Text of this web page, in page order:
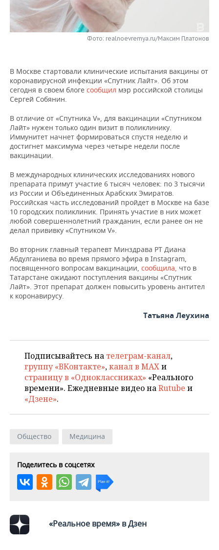
НЕФТЕХИМИЯ
НЕФТЬ
ЭНЕРГЕТИКА
РОЗНИЧНАЯ ТОРГОВЛЯ
НОВОСТИ ТЕХНОЛОГИЙ
ТЕЛЕКОММУНИКАЦИИ
МЕРОПРИЯТИЯ
НОВОСТИ МЕРОПРИЯТИЙ
БИЗНЕС-БРАНЧИ
ОТКРЫТАЯ ЛЕКЦИЯ
ФУТБОЛ
БАСКЕТБОЛ
ВОЛЕЙБОЛ
КИБЕРСПОРТ
ФИГУРНОЕ КАТАНИЕ
ВОДНЫЕ ВИДЫ СПОРТА
НОВОСТИ ОБЩЕСТВА
ИНФРАСТРУКТУРА
ИСТОРИЯ
КУЛЬТУРА
МЕДИЦИНА
ОБРАЗОВАНИЕ
ФОТОГАЛЕРЕЯ
СПРАВОЧНИК
СПИСОК ПЕРСОН
СПИСОК КОМПАНИЙ
ПОЛНАЯ ВЕРСИЯ
Фото: realnoevremya.ru/Максим Платонов
В Москве стартовали клинические испытания вакцины от
коронавирусной инфекции «Спутник Лайт». Об этом
сегодня в своем блоге сообщил мэр российской столицы
Сергей Собянин.
В отличие от «Спутника V», для вакцинации «Спутником
Лайт» нужен только один визит в поликлинику.
Иммунитет начнет формироваться спустя неделю и
достигнет максимума через четыре недели после
вакцинации.
В международных клинических исследованиях нового
препарата примут участие 6 тысяч человек: по 3 тысячи
из России и Объединенных Арабских Эмиратов.
Российская часть исследований пройдет в Москве на базе
10 городских поликлиник. Принять участие в них может
любой совершеннолетний гражданин, если ранее он не
делал прививку «Спутником V».
Во вторник главный терапевт Минздрава РТ Диана
Абдулганиева во время прямого эфира в Instagram,
посвященного вопросам вакцинации, сообщила, что в
Татарстане ожидают поступления вакцины «Спутник
Лайт». Этот препарат должен повысить уровень антител
к коронавирусу.
Татьяна Леухина
Подписывайтесь на телеграм-канал,
группу «ВКонтакте»,канал в MAXи
страницу в «Одноклассниках» «Реального
времени». Ежедневные видео наRutube и
«Дзене».
Общество Медицина
Поделитесь в соцсетях
«Реальное время» в Дзен